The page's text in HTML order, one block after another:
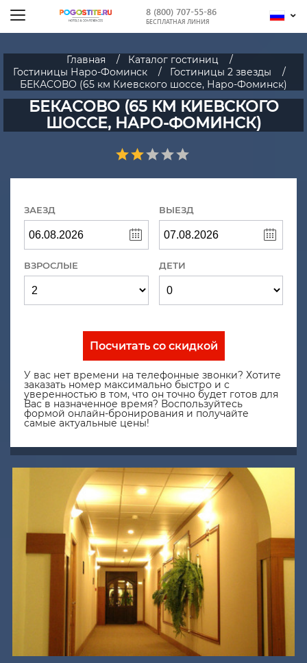
8 (800) 707-55-86
БЕСПЛАТНАЯ ЛИНИЯ
Главная
Каталог гостиниц
Гостиницы Наро-Фоминск
Гостиницы 2 звезды
БЕКАСОВО (65 км Киевского шоссе, Наро-Фоминск)
БЕКАСОВО (65 КМ КИЕВСКОГО
ШОССЕ, НАРО-ФОМИНСК)
ЗАЕЗД ВЫЕЗД
ВЗРОСЛЫЕ ДЕТИ
Посчитать со скидкой
У вас нет времени на телефонные звонки? Хотите
заказать номер максимально быстро и с
уверенностью в том, что он точно будет готов для
Вас в назначенное время? Воспользуйтесь
формой онлайн-бронирования и получайте
самые актуальные цены!